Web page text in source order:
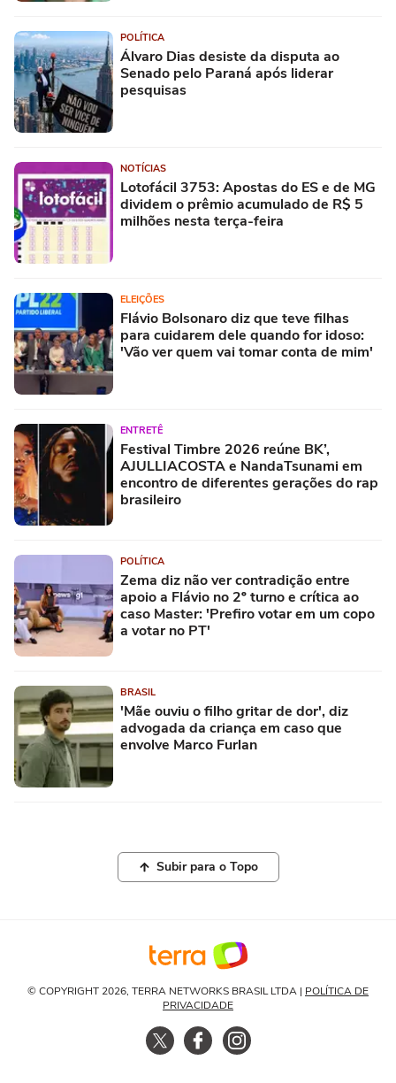
POLÍTICA
Álvaro Dias desiste da disputa ao
Senado pelo Paraná após liderar
pesquisas
NOTÍCIAS
Lotofácil 3753: Apostas do ES e de MG
dividem o prêmio acumulado de R$ 5
milhões nesta terça-feira
ELEIÇÕES
Flávio Bolsonaro diz que teve filhas
para cuidarem dele quando for idoso:
'Vão ver quem vai tomar conta de mim'
ENTRETÊ
Festival Timbre 2026 reúne BK’,
AJULLIACOSTA e NandaTsunami em
encontro de diferentes gerações do rap
brasileiro
POLÍTICA
Zema diz não ver contradição entre
apoio a Flávio no 2º turno e crítica ao
caso Master: 'Prefiro votar em um copo
a votar no PT'
BRASIL
'Mãe ouviu o filho gritar de dor', diz
advogada da criança em caso que
envolve Marco Furlan
Subir para o Topo
© COPYRIGHT 2026, TERRA NETWORKS BRASIL LTDA | POLÍTICA DE
PRIVACIDADE